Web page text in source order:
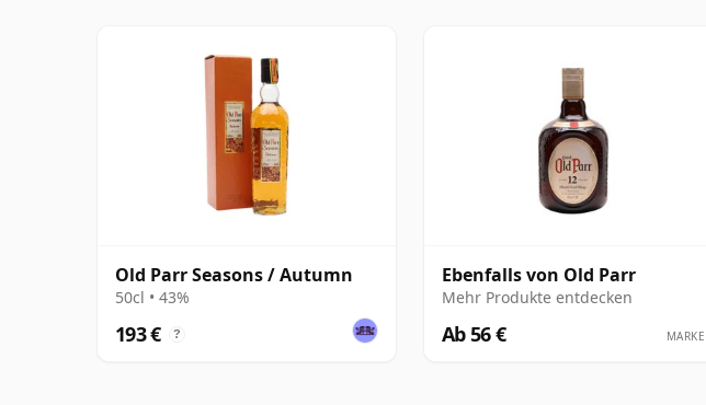
Old Parr Seasons / Autumn
50cl • 43%
193 € ?
Ebenfalls von Old Parr
Mehr Produkte entdecken
Ab 56 € MARKE